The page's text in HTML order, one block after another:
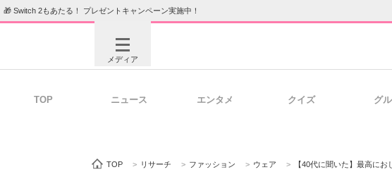
🎁 Switch 2もあたる！ プレゼントキャンペーン実施中！
メディア
TOP ニュース エンタメ クイズ グ
TOP > リサーチ > ファッション > ウェア > 【40代に聞いた】最高におしゃれな「ジ